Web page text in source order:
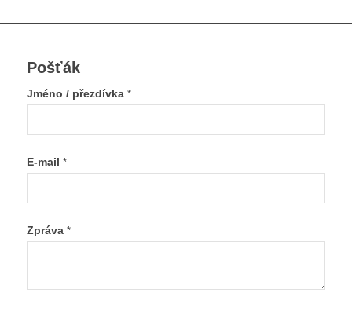
Pošťák
Jméno / přezdívka *
E-mail *
Zpráva *